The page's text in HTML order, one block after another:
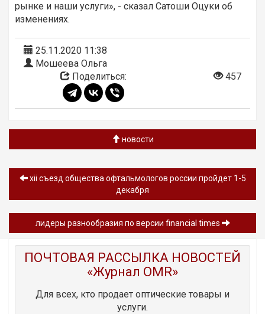
рынке и наши услуги», - сказал Сатоши Оцуки об
изменениях.
25.11.2020 11:38
Мошеева Ольга
Поделиться:
457
новости
xii съезд общества офтальмологов россии пройдет 1-5
декабря
лидеры разнообразия по версии financial times
ПОЧТОВАЯ РАССЫЛКА НОВОСТЕЙ
«Журнал OMR»
Для всех, кто продает оптические товары и
услуги.